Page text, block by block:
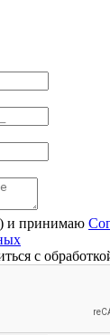
и принимаю
с